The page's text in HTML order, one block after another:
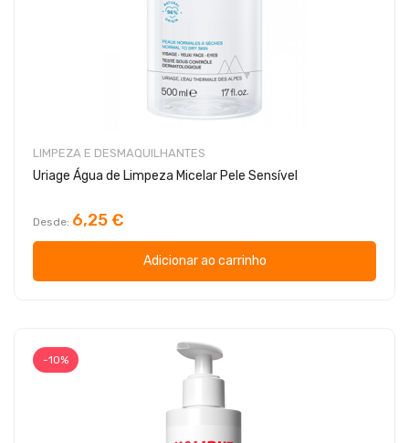
LIMPEZA E DESMAQUILHANTES
Uriage Água de Limpeza Micelar Pele Sensível
Desde 6,25 €
Adicionar ao carrinho
-10%